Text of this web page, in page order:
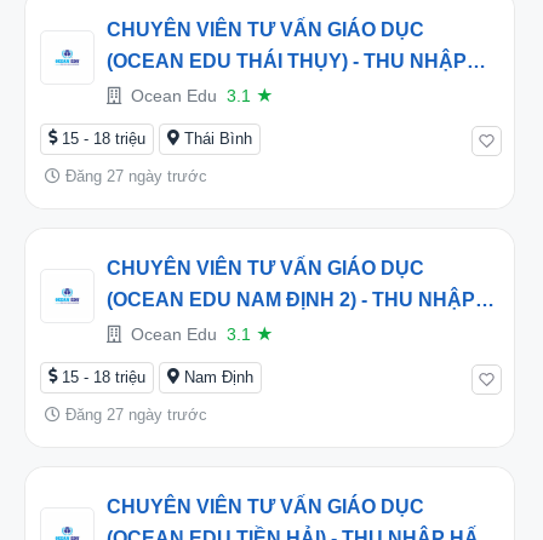
CHUYÊN VIÊN TƯ VẤN GIÁO DỤC
(OCEAN EDU THÁI THỤY) - THU NHẬP
HẤP DẪN TỪ 16 TRIỆU/THÁNG
Ocean Edu 3.1 ★
15 - 18 triệu Thái Bình
Đăng 27 ngày trước
CHUYÊN VIÊN TƯ VẤN GIÁO DỤC
(OCEAN EDU NAM ĐỊNH 2) - THU NHẬP
HẤP DẪN TỪ 16 TRIỆU/THÁNG
Ocean Edu 3.1 ★
15 - 18 triệu Nam Định
Đăng 27 ngày trước
CHUYÊN VIÊN TƯ VẤN GIÁO DỤC